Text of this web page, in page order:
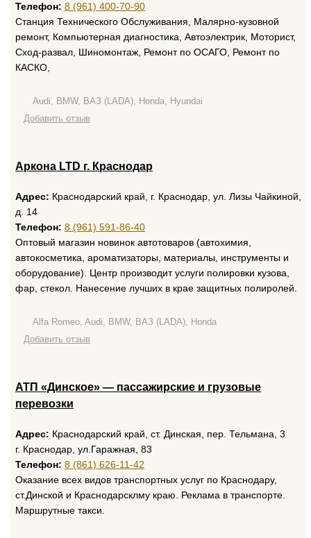
Телефон: 8 (961) 400-70-90
Станция Технического Обслуживания, Малярно-кузовной
ремонт, Компьютерная диагностика, Автоэлектрик, Моторист,
Сход-развал, Шиномонтаж, Ремонт по ОСАГО, Ремонт по
КАСКО,
Audi, BMW, ВАЗ (LADA), Honda, Hyundai
Добавить отзыв
Аркона LTD г. Краснодар
Адрес: Краснодарский край, г. Краснодар, ул. Лизы Чайкиной,
д. 14
Телефон: 8 (961) 591-86-40
Оптовый магазин новинок автотоваров (автохимия,
автокосметика, ароматизаторы, материалы, инструменты и
оборудование). Центр производит услуги полировки кузова,
фар, стекол. Нанесение лучших в крае защитных полиролей.
Alfa Romeo, Audi, BMW, ВАЗ (LADA), Honda
Добавить отзыв
АТП «Динское» — пассажирские и грузовые
перевозки
Адрес: Краснодарский край, ст. Динская, пер. Тельмана, 3
г. Краснодар, ул.Гаражная, 83
Телефон: 8 (861) 626-11-42
Оказание всех видов транспортных услуг по Краснодару,
ст.Динской и Краснодарсклму краю. Реклама в транспорте.
Маршрутные такси.